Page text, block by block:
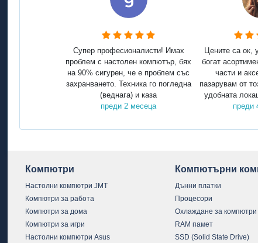
Супер професионалисти! Имах
проблем с настолен компютър, бях
на 90% сигурен, че е проблем със
захранването. Техника го погледна
(веднага) и каза
преди 2 месеца
Цените са ок,
богат
части и
пазарувам от
удобната
преди
Компютри
Настолни компютри JMT
Компютри за работа
Компютри за дома
Компютри за игри
Настолни компютри Asus
Компютърни
Дънни платки
Процесори
Охлаждане за компютри
RAM памет
SSD (Solid State Drive)